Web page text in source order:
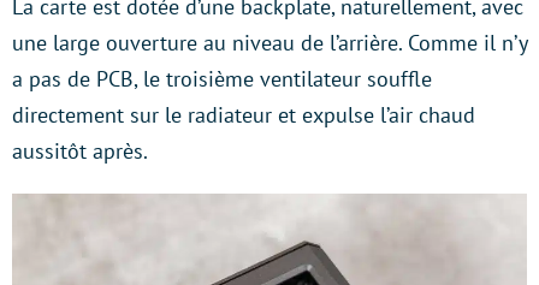
La carte est dotée d’une backplate, naturellement, avec
une large ouverture au niveau de l’arrière. Comme il n’y
a pas de PCB, le troisième ventilateur souffle
directement sur le radiateur et expulse l’air chaud
aussitôt après.